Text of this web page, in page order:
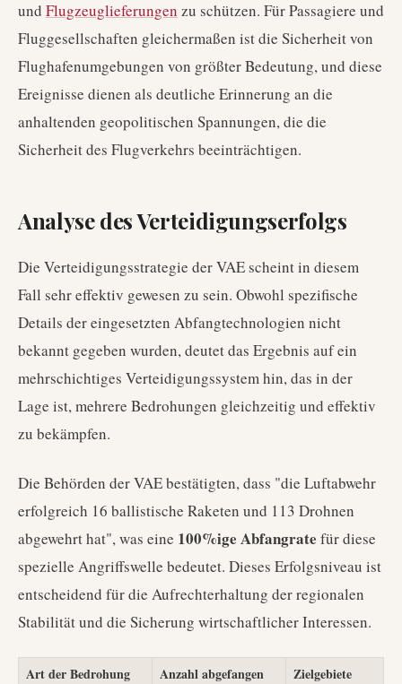
und Flugzeuglieferungen zu schützen. Für Passagiere und
Fluggesellschaften gleichermaßen ist die Sicherheit von
Flughafenumgebungen von größter Bedeutung, und diese
Ereignisse dienen als deutliche Erinnerung an die
anhaltenden geopolitischen Spannungen, die die
Sicherheit des Flugverkehrs beeinträchtigen.
Analyse des Verteidigungserfolgs
Die Verteidigungsstrategie der VAE scheint in diesem
Fall sehr effektiv gewesen zu sein. Obwohl spezifische
Details der eingesetzten Abfangtechnologien nicht
bekannt gegeben wurden, deutet das Ergebnis auf ein
mehrschichtiges Verteidigungssystem hin, das in der
Lage ist, mehrere Bedrohungen gleichzeitig und effektiv
zu bekämpfen.
Die Behörden der VAE bestätigten, dass "die Luftabwehr
erfolgreich 16 ballistische Raketen und 113 Drohnen
abgewehrt hat", was eine 100%ige Abfangrate für diese
spezielle Angriffswelle bedeutet. Dieses Erfolgsniveau ist
entscheidend für die Aufrechterhaltung der regionalen
Stabilität und die Sicherung wirtschaftlicher Interessen.
Art der Bedrohung Anzahl abgefangen Zielgebiete